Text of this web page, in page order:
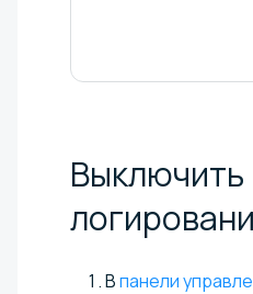
Выключить
Впанели